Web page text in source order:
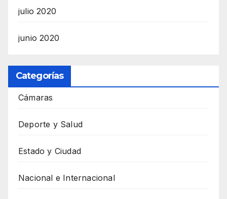
julio 2020
junio 2020
Categorías
Cámaras
Deporte y Salud
Estado y Ciudad
Nacional e Internacional